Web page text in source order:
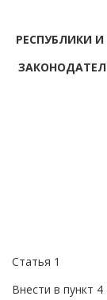
РЕСПУБЛИКИ
Статья 1
Внести в пункт